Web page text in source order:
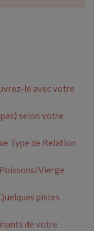
le avec votre
selon votre
Type de Relation
Vierge
pistes
de votre